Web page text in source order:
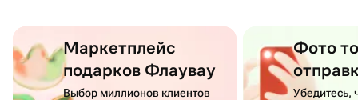
Маркетплейс
подарков Флаувау
Выбор миллионов клиентов
Фото
Убедитесь,